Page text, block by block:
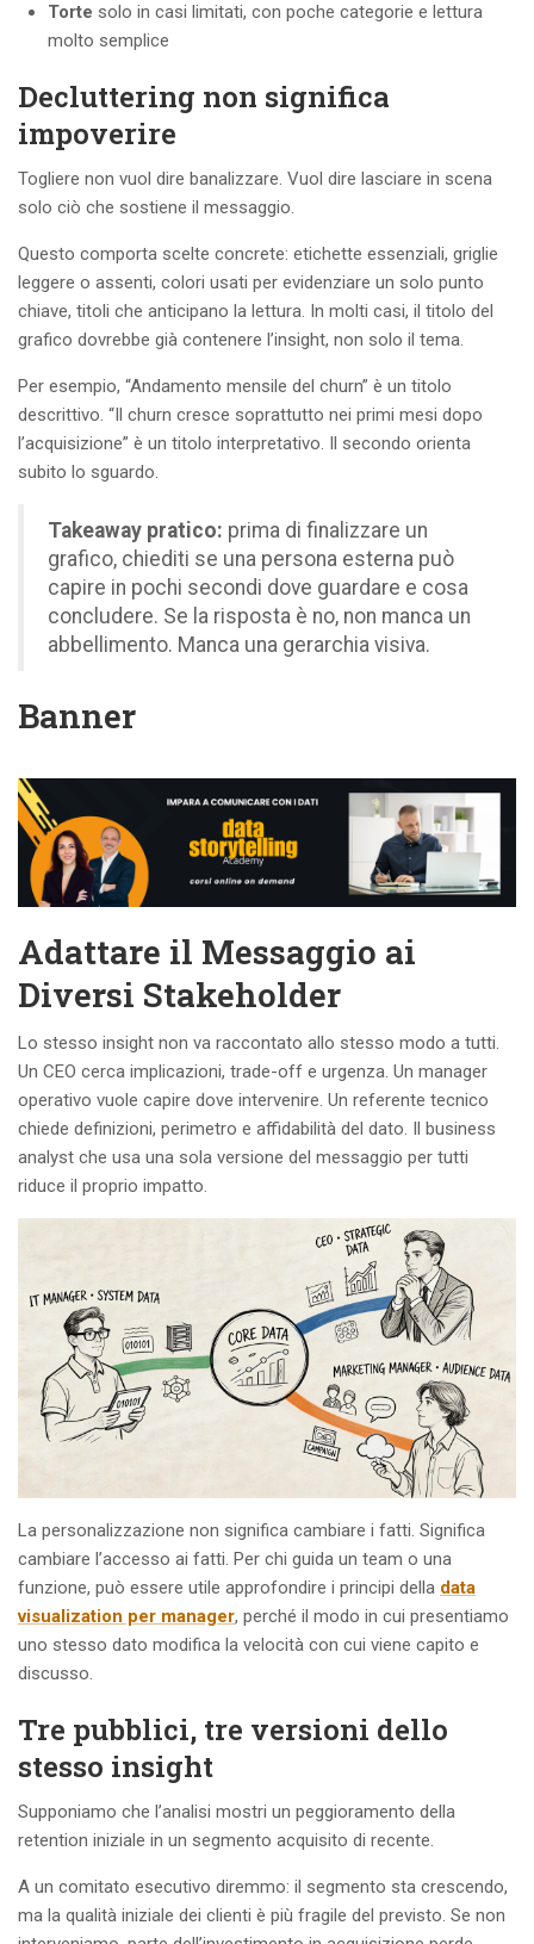
Torte solo in casi limitati, con poche categorie e lettura
molto semplice
Decluttering non significa
impoverire
Togliere non vuol dire banalizzare. Vuol dire lasciare in scena
solo ciò che sostiene il messaggio.
Questo comporta scelte concrete: etichette essenziali, griglie
leggere o assenti, colori usati per evidenziare un solo punto
chiave, titoli che anticipano la lettura. In molti casi, il titolo del
grafico dovrebbe già contenere l’insight, non solo il tema.
Per esempio, “Andamento mensile del churn” è un titolo
descrittivo. “Il churn cresce soprattutto nei primi mesi dopo
l’acquisizione” è un titolo interpretativo. Il secondo orienta
subito lo sguardo.
Takeaway pratico: prima di finalizzare un
grafico, chiediti se una persona esterna può
capire in pochi secondi dove guardare e cosa
concludere. Se la risposta è no, non manca un
abbellimento. Manca una gerarchia visiva.
Banner
Adattare il Messaggio ai
Diversi Stakeholder
Lo stesso insight non va raccontato allo stesso modo a tutti.
Un CEO cerca implicazioni, trade-off e urgenza. Un manager
operativo vuole capire dove intervenire. Un referente tecnico
chiede definizioni, perimetro e affidabilità del dato. Il business
analyst che usa una sola versione del messaggio per tutti
riduce il proprio impatto.
La personalizzazione non significa cambiare i fatti. Significa
cambiare l’accesso ai fatti. Per chi guida un team o una
funzione, può essere utile approfondire i principi della data
visualization per manager, perché il modo in cui presentiamo
uno stesso dato modifica la velocità con cui viene capito e
discusso.
Tre pubblici, tre versioni dello
stesso insight
Supponiamo che l’analisi mostri un peggioramento della
retention iniziale in un segmento acquisito di recente.
A un comitato esecutivo diremmo: il segmento sta crescendo,
ma la qualità iniziale dei clienti è più fragile del previsto. Se non